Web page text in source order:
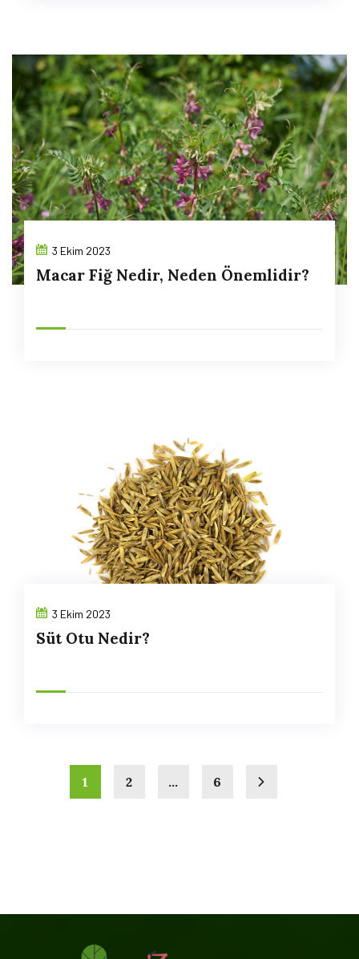
3 Ekim 2023
Macar Fiğ Nedir, Neden Önemlidir?
3 Ekim 2023
Süt Otu Nedir?
1 2 … 6